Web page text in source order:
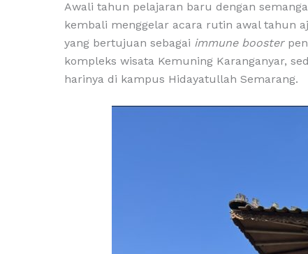
Awali tahun pelajaran baru dengan
kembali menggelar acara rutin awal tahun
yang bertujuan sebagai immune booster
kompleks wisata Kemuning Karanganyar,
harinya di kampus Hidayatullah Semarang.